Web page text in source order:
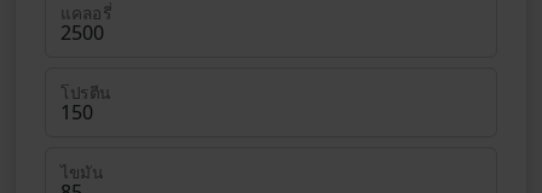
แคลอรี่
โปรตีน
ไขมัน